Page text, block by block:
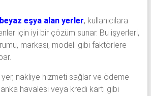
eşya alan yerler, kullanıcılara
için iyi bir çözüm sunar. Bu işyerleri,
markası, modeli gibi faktörlere
nakliye hizmeti sağlar ve ödeme
havalesi veya kredi kartı gibi